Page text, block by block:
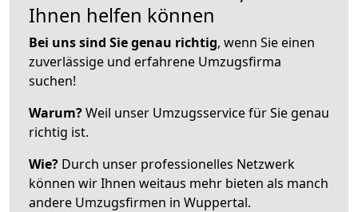
Ihnen helfen können
Bei uns sind Sie genau richtig, wenn Sie einen
zuverlässige und erfahrene Umzugsfirma
suchen!
Warum?Weil unser Umzugsservice für Sie genau
richtig ist.
Wie? Durch unser professionelles Netzwerk
können wir Ihnen weitaus mehr bieten als manch
andere Umzugsfirmen in Wuppertal.